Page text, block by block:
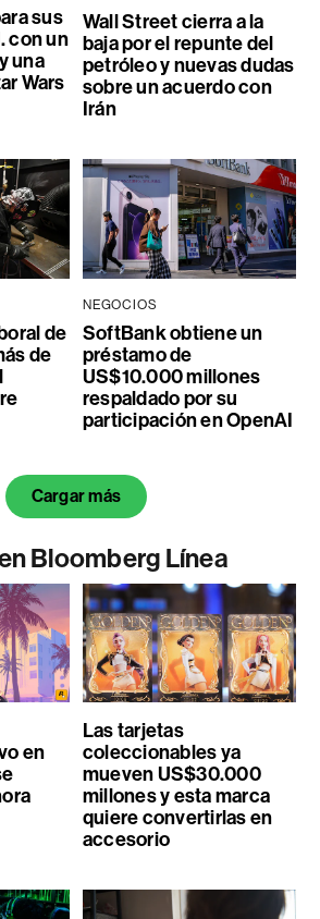
sus
con un
una
Wars
Wall Street cierra a la
baja por el repunte del
petróleo y nuevas dudas
sobre un acuerdo con
Irán
de
de
NEGOCIOS
SoftBank obtiene un
préstamo de
US$10.000 millones
respaldado por su
participación en OpenAI
Cargar más
Bloomberg Línea
en
Las tarjetas
coleccionables ya
mueven US$30.000
millones y esta marca
quiere convertirlas en
accesorio